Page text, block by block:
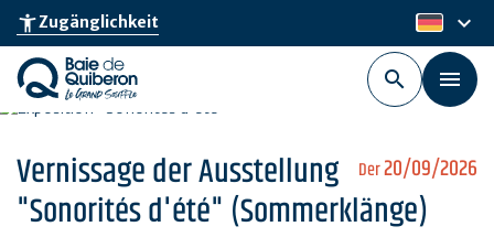
Skip
main
content
accessibility_newZugänglichkeit de
keyboard_arrow_down
Der20/09/2026
Vernissage der Ausstellung
"Sonorités d'été" (Sommerklänge)